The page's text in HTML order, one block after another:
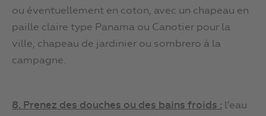
ou éventuellement en coton, avec un chapeau en
paille claire type Panama ou Canotier pour la
ville, chapeau de jardinier ou sombrero à la
campagne.
8. Prenez des douches ou des bains froids : l’eau